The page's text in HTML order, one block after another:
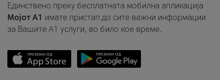
Единствено преку бесплатната мобилна апликација
Мојот A1 имате пристап до сите важни информации
за Вашите A1 услуги, во било кое време.